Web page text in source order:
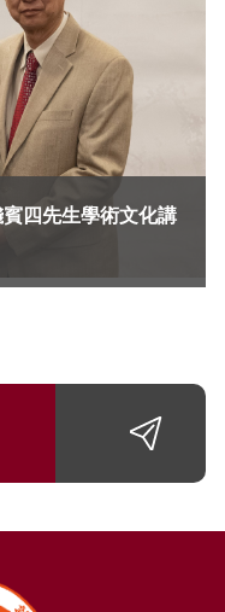
四先生學術文化講